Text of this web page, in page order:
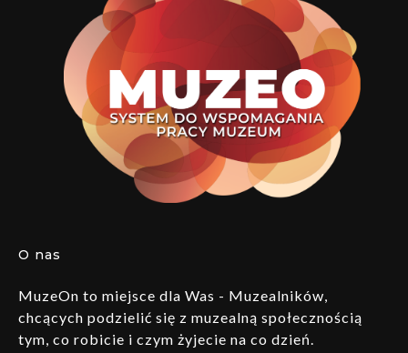
O nas
MuzeOn to miejsce dla Was - Muzealników,
chcących podzielić się z muzealną społecznością
tym, co robicie i czym żyjecie na co dzień.